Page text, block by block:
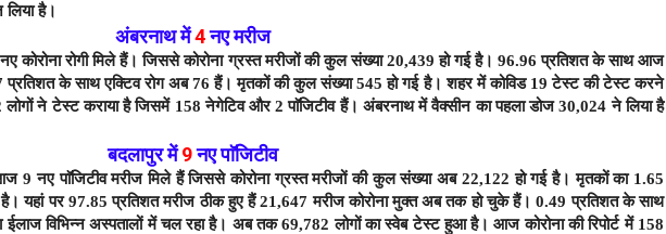
लिया है।
अंबरनाथ में4नए मरीज
कोरोना रोगी मिले हैं। जिससे कोरोना ग्रस्त मरीजों की कुल संख्या 20,439 हो गई है। 96.96 प्रतिशत के साथ आज
के साथ एक्टिव रोग अब 76 हैं। मृतकों की कुल संख्या 545 हो गई है। शहर में कोविड 19 टेस्ट की टेस्ट करने
ने टेस्ट कराया है जिसमें 158 नेगेटिव और 2 पाॅजिटीव हैं। अंबरनाथ में वैक्सीन का पहला डोज 30,024 ने लिया है
बदलापुर में9नए पाॅजिटीव
9 नए पाॅजिटीव मरीज मिले हैं जिससे कोरोना ग्रस्त मरीजों की कुल संख्या अब 22,122 हो गई है।मृतकों का 1.65
यहां पर 97.85 प्रतिशत मरीज ठीक हुए हैं 21,647 मरीज कोरोना मुक्त अब तक हो चुके हैं। 0.49 प्रतिशत के साथ
विभिन्न अस्पतालों में चल रहा है। अब तक 69,782 लोगों का स्वेब टेस्ट हुआ है। आज कोरोना की रिपोर्ट में 158